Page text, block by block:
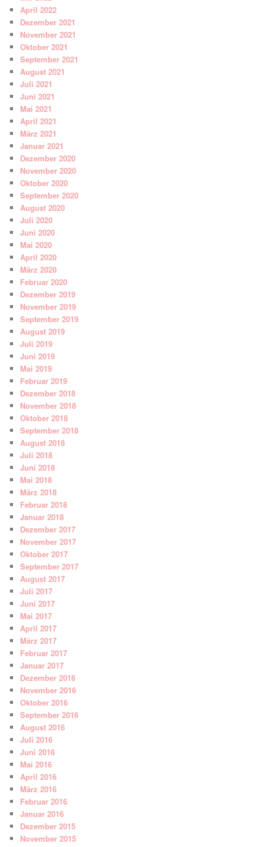
April 2022
Dezember 2021
November 2021
Oktober 2021
September 2021
August 2021
Juli 2021
Juni 2021
Mai 2021
April 2021
März 2021
Januar 2021
Dezember 2020
November 2020
Oktober 2020
September 2020
August 2020
Juli 2020
Juni 2020
Mai 2020
April 2020
März 2020
Februar 2020
Dezember 2019
November 2019
September 2019
August 2019
Juli 2019
Juni 2019
Mai 2019
Februar 2019
Dezember 2018
November 2018
Oktober 2018
September 2018
August 2018
Juli 2018
Juni 2018
Mai 2018
März 2018
Februar 2018
Januar 2018
Dezember 2017
November 2017
Oktober 2017
September 2017
August 2017
Juli 2017
Juni 2017
Mai 2017
April 2017
März 2017
Februar 2017
Januar 2017
Dezember 2016
November 2016
Oktober 2016
September 2016
August 2016
Juli 2016
Juni 2016
Mai 2016
April 2016
März 2016
Februar 2016
Januar 2016
Dezember 2015
November 2015